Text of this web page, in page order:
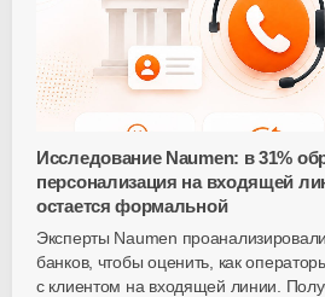
Исследование Naumen: в 31%
персонализация на входящей
остается формальной
Эксперты Naumen
банков, чтобы оценить, как
с клиентом на входящей линии.